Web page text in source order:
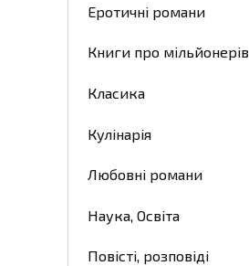
Еротичні романи
Книги про мільйонерів
Класика
Кулінарія
Любовні романи
Наука, Освіта
Повісті, розповіді